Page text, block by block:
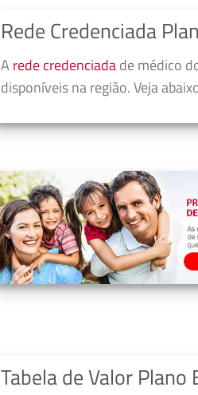
Rede Credenciada
A rede credenciadade médico
disponíveis na região. Veja
Tabela de Valor Plano